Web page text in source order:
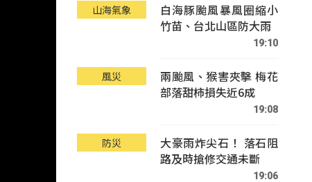
山海氣象
白海豚颱風暴風圈縮小
竹苗、台北山區防大雨
19:10
風災
兩颱風、猴害夾擊 梅花
部落甜柿損失近6成
19:08
防災
大豪雨炸尖石！ 落石阻
路及時搶修交通未斷
19:06